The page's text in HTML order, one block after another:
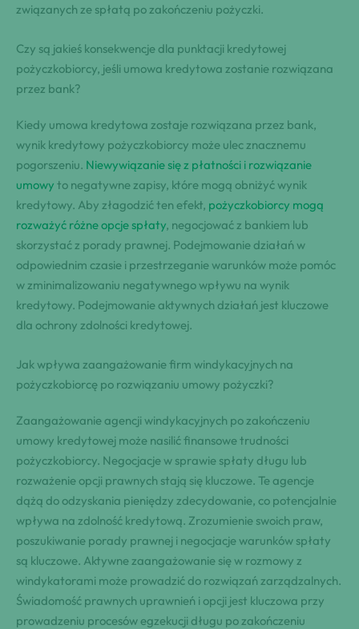
związanych ze spłatą po zakończeniu pożyczki.
Czy są jakieś konsekwencje dla punktacji kredytowej
pożyczkobiorcy, jeśli umowa kredytowa zostanie rozwiązana
przez bank?
Kiedy umowa kredytowa zostaje rozwiązana przez bank,
wynik kredytowy pożyczkobiorcy może ulec znacznemu
pogorszeniu. Niewywiązanie się z płatności i rozwiązanie
umowy to negatywne zapisy, które mogą obniżyć wynik
kredytowy. Aby złagodzić ten efekt, pożyczkobiorcy mogą
rozważyć różne opcje spłaty, negocjować z bankiem lub
skorzystać z porady prawnej. Podejmowanie działań w
odpowiednim czasie i przestrzeganie warunków może pomóc
w zminimalizowaniu negatywnego wpływu na wynik
kredytowy. Podejmowanie aktywnych działań jest kluczowe
dla ochrony zdolności kredytowej.
Jak wpływa zaangażowanie firm windykacyjnych na
pożyczkobiorcę po rozwiązaniu umowy pożyczki?
Zaangażowanie agencji windykacyjnych po zakończeniu
umowy kredytowej może nasilić finansowe trudności
pożyczkobiorcy. Negocjacje w sprawie spłaty długu lub
rozważenie opcji prawnych stają się kluczowe. Te agencje
dążą do odzyskania pieniędzy zdecydowanie, co potencjalnie
wpływa na zdolność kredytową. Zrozumienie swoich praw,
poszukiwanie porady prawnej i negocjacje warunków spłaty
są kluczowe. Aktywne zaangażowanie się w rozmowy z
windykatorami może prowadzić do rozwiązań zarządzalnych.
Świadomość prawnych uprawnień i opcji jest kluczowa przy
prowadzeniu procesów egzekucji długu po zakończeniu